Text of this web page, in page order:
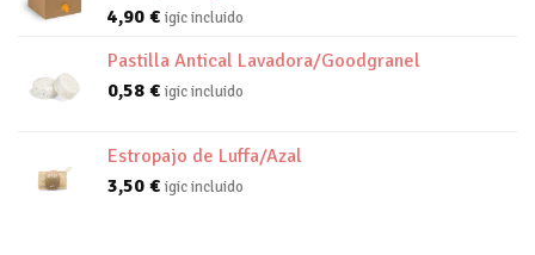
4,90 € igic incluido
Pastilla Antical Lavadora/Goodgranel
0,58 € igic incluido
Estropajo de Luffa/Azal
3,50 € igic incluido